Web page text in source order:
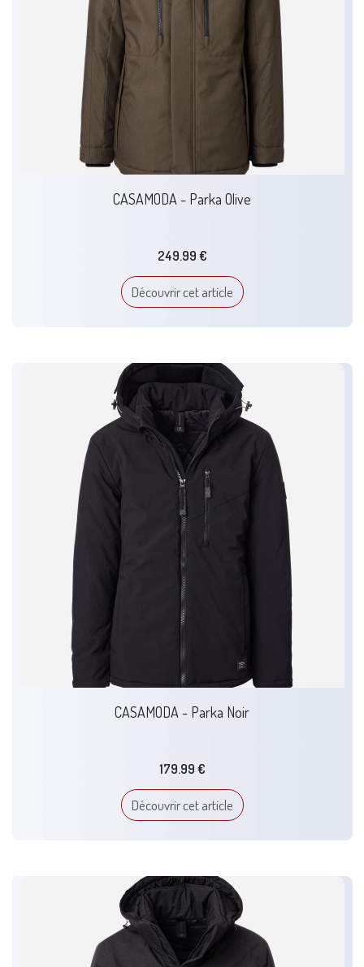
CASAMODA - Parka Olive
249.99 €
Découvrir cet article
CASAMODA - Parka Noir
179.99 €
Découvrir cet article